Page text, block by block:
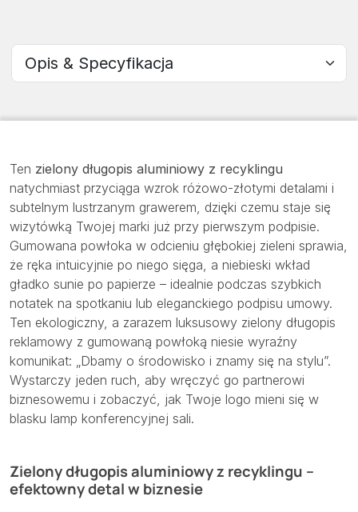
Ten zielony długopis aluminiowy z recyklingu
natychmiast przyciąga wzrok różowo-złotymi detalami i
subtelnym lustrzanym grawerem, dzięki czemu staje się
wizytówką Twojej marki już przy pierwszym podpisie.
Gumowana powłoka w odcieniu głębokiej zieleni sprawia,
że ręka intuicyjnie po niego sięga, a niebieski wkład
gładko sunie po papierze – idealnie podczas szybkich
notatek na spotkaniu lub eleganckiego podpisu umowy.
Ten ekologiczny, a zarazem luksusowy zielony długopis
reklamowy z gumowaną powłoką niesie wyraźny
komunikat: „Dbamy o środowisko i znamy się na stylu”.
Wystarczy jeden ruch, aby wręczyć go partnerowi
biznesowemu i zobaczyć, jak Twoje logo mieni się w
blasku lamp konferencyjnej sali.
Zielony długopis aluminiowy z recyklingu –
efektowny detal w biznesie
Wybierz sekcję